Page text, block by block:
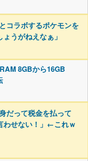
コラボするポケモンを
うがねえなぁ」
8GBから16GB
だって税金を払って
わせない！」←これｗ